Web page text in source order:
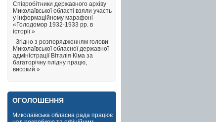
Співробітники державного архіву
Миколаївської області взяли участь
у інформаційному марафоні
«Голодомор 1932-1933 рр. в
історії »
Згідно з розпорядженням голови
Миколаївської обласної державної
адміністрації Віталія Кіма за
багаторічну плідну працю,
високий »
ОГОЛОШЕННЯ
Миколаївська обласна рада працює